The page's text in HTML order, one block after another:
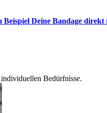
Beispiel Deine Bandage
Bedürfnisse.